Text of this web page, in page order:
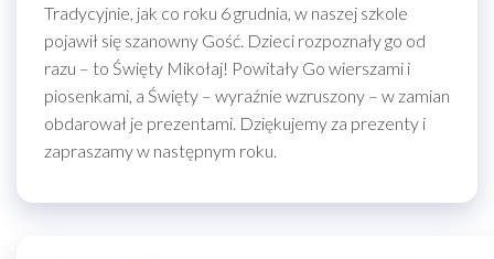
Tradycyjnie, jak co roku 6 grudnia, w naszej szkole
pojawił się szanowny Gość. Dzieci rozpoznały go od
razu – to Święty Mikołaj! Powitały Go wierszami i
piosenkami, a Święty – wyraźnie wzruszony – w zamian
obdarował je prezentami. Dziękujemy za prezenty i
zapraszamy w następnym roku.